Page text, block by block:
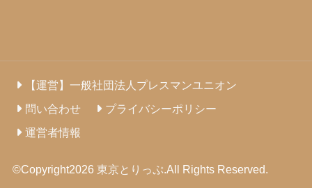
【運営】一般社団法人プレスマンユニオン
問い合わせ
プライバシーポリシー
運営者情報
©Copyright2026 東京とりっぷ.All Rights Reserved.